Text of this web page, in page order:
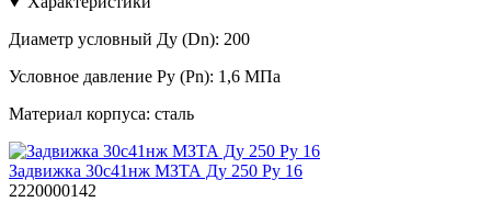
Диаметр условный Ду (Dn): 200
Условное давление Ру (Pn): 1,6 МПа
Материал корпуса: сталь
Задвижка 30с41нж МЗТА Ду 250 Ру 16
2220000142